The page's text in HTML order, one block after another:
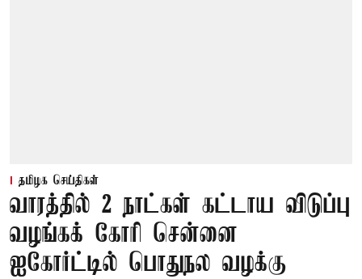
தமிழக செய்திகள்
வாரத்தில் 2 நாட்கள் கட்டாய விடுப்பு
வழங்கக் கோரி சென்னை
ஐகோர்ட்டில் பொதுநல வழக்கு